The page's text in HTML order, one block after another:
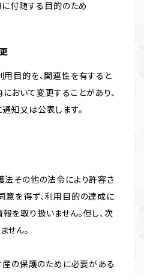
に付随する目的のため
用目的を、関連性を有すると
おいて変更することがあり、
知又は公表します。
法その他の法令により許容さ
意を得ず、利用目的の達成に
を取り扱いません。但し、次
せん。
産の保護のために必要がある